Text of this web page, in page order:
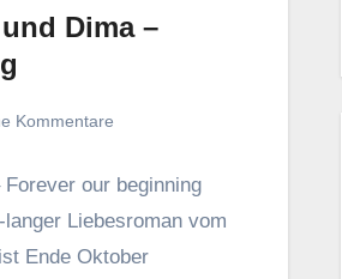
Dima –
Kommentare
our beginning
Liebesroman vom
Ende Oktober